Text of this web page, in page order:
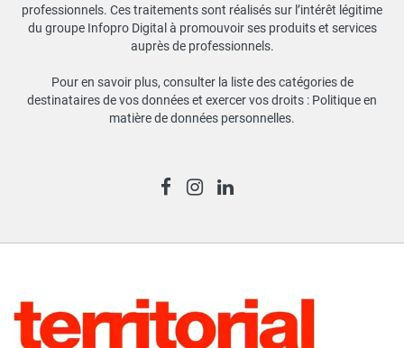
professionnels. Ces traitements sont réalisés sur l’intérêt légitime
du groupe Infopro Digital à promouvoir ses produits et services
auprès de professionnels.
Pour en savoir plus, consulter la liste des catégories de
destinataires de vos données et exercer vos droits : Politique en
matière de données personnelles.